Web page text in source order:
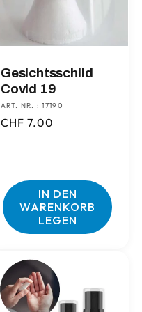
Gesichtsschild
Covid 19
ART. NR. : 17190
Normaler
CHF 7.00
IN DEN
WARENKORB
LEGEN